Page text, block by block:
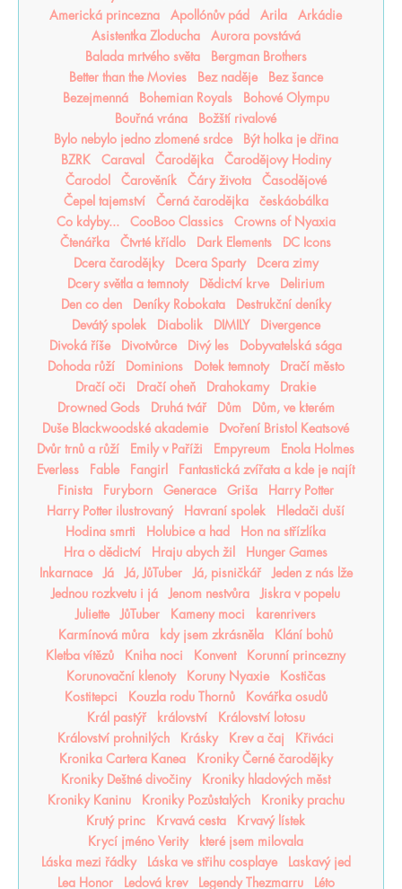
Americká princezna
Apollónův pád Arila
Arkádie
Asistentka Zloducha
Aurora povstává
Balada mrtvého světa
Bergman Brothers
Better than the Movies
Bez naděje
Bez šance
Bezejmenná
Bohemian Royals
Bohové Olympu
Bouřná vrána
Božští rivalové
Bylo nebylo jedno zlomené srdce
Být holka je dřina
BZRK
Caraval Čarodějka
Čarodějovy Hodiny
Čarodol
Čarověník Čáry života
Časodějové
Čepel tajemství
Černá čarodějka
českáobálka
Co kdyby...
CooBoo Classics
Crowns of Nyaxia
Čtenářka
Čtvrté křídlo Dark Elements
DC Icons
Dcera čarodějky
Dcera Sparty
Dcera zimy
Dcery světla a temnoty
Dědictví krve
Delirium
Den co den
Deníky Robokata
Destrukční deníky
Devátý spolek
Diabolik DIMILY
Divergence
Divoká říše
Divotvůrce Divý les
Dobyvatelská sága
Dohoda růží
Dominions Dotek temnoty
Dračí město
Dračí oči
Dračí oheň Drahokamy
Drakie
Drowned Gods
Druhá tvář Dům
Dům, ve kterém
Duše Blackwoodské akademie
Dvoření Bristol Keatsové
Dvůr trnů a růží
Emily v Paříži Empyreum
Enola Holmes
Everless
Fable Fangirl
Fantastická zvířata a kde je najít
Finista
Furyborn Generace Griša
Harry Potter
Harry Potter ilustrovaný
Havraní spolek
Hledači duší
Hodina smrti
Holubice a had
Hon na střízlíka
Hra o dědictví
Hraju abych žil
Hunger Games
Inkarnace
Já Já, JůTuber Já, pisničkář
Jeden z nás lže
Jednou rozkvetu i já
Jenom nestvůra
Jiskra v popelu
Juliette
JůTuber Kameny moci
karenrivers
Karmínová můra
kdy jsem zkrásněla
Klání bohů
Kletba vítězů
Kniha noci Konvent
Korunní princezny
Korunovační klenoty
Koruny Nyaxie
Kostičas
Kostitepci
Kouzla rodu Thornů
Kovářka osudů
Král pastýř
království
Království lotosu
Království prohnilých
Krásky Krev a čaj
Křiváci
Kronika Cartera Kanea
Kroniky Černé čarodějky
Kroniky Deštné divočiny
Kroniky hladových měst
Kroniky Kaninu
Kroniky Pozůstalých
Kroniky prachu
Krutý princ
Krvavá cesta
Krvavý lístek
Krycí jméno Verity
které jsem milovala
Láska mezi řádky
Láska ve střihu cosplaye
Laskavý jed
Lea Honor
Ledová krev Legendy Thezmarru Léto